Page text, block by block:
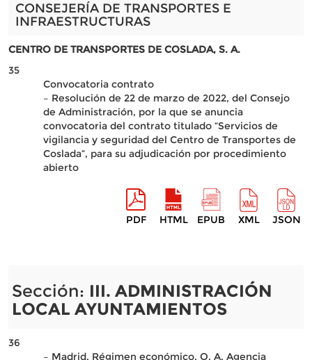
CONSEJERÍA DE TRANSPORTES E
INFRAESTRUCTURAS
CENTRO DE TRANSPORTES DE COSLADA, S. A.
35
Convocatoria contrato
– Resolución de 22 de marzo de 2022, del Consejo
de Administración, por la que se anuncia
convocatoria del contrato titulado “Servicios de
vigilancia y seguridad del Centro de Transportes de
Coslada”, para su adjudicación por procedimiento
abierto
PDF HTML EPUB XML JSON
Sección: III. ADMINISTRACIÓN
LOCAL AYUNTAMIENTOS
36
– Madrid. Régimen económico. O. A. Agencia